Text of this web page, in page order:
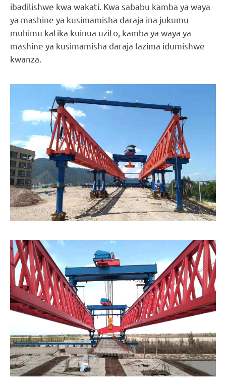
ibadilishwe kwa wakati. Kwa sababu kamba ya waya
ya mashine ya kusimamisha daraja ina jukumu
muhimu katika kuinua uzito, kamba ya waya ya
mashine ya kusimamisha daraja lazima idumishwe
kwanza.